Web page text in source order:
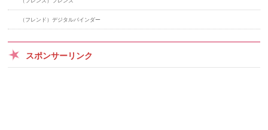
（フレンド）デジタルバインダー
スポンサーリンク